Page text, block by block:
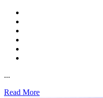
...
Read More